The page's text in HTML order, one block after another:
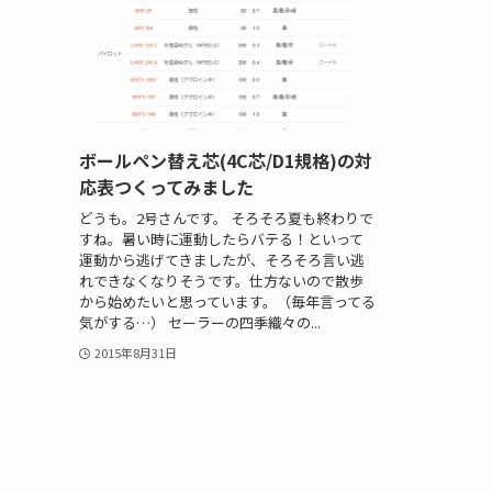
ボールペン替え芯(4C芯/D1規格)の対
応表つくってみました
どうも。2号さんです。 そろそろ夏も終わりで
すね。暑い時に運動したらバテる！といって
運動から逃げてきましたが、そろそろ言い逃
れできなくなりそうです。仕方ないので散歩
から始めたいと思っています。（毎年言ってる
気がする…） セーラーの四季織々の...
2015年8月31日